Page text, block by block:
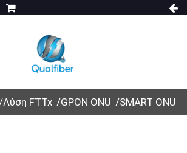
Λύση FTTx GPON ONU SMART ONU